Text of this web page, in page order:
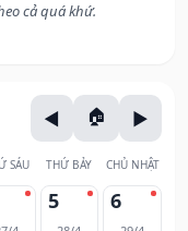
cả quá khứ.
SÁU THỨ BẢY CHỦ NHẬT
5 6